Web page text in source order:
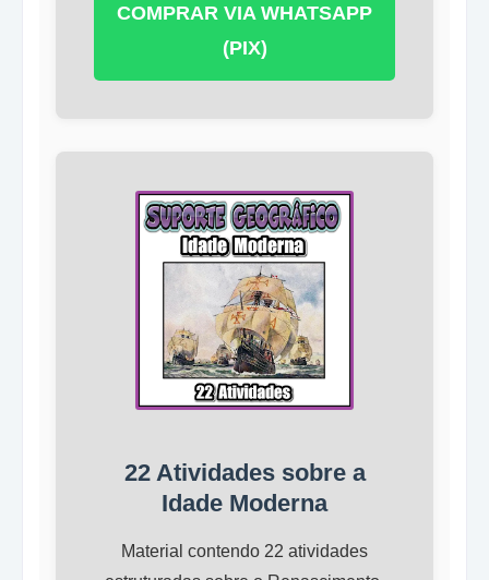
COMPRAR VIA WHATSAPP
(PIX)
22 Atividades sobre a
Idade Moderna
Material contendo 22 atividades